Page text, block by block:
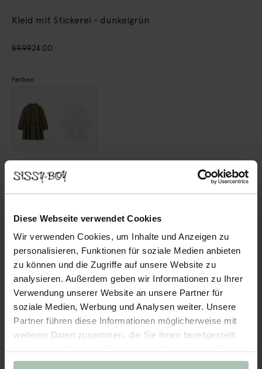
Diese Webseite verwendet Cookies
Wir verwenden Cookies, um Inhalte und Anzeigen zu
personalisieren, Funktionen für soziale Medien anbieten
zu können und die Zugriffe auf unsere Website zu
analysieren. Außerdem geben wir Informationen zu Ihrer
Verwendung unserer Website an unsere Partner für
soziale Medien, Werbung und Analysen weiter. Unsere
Partner führen diese Informationen möglicherweise mit
weiteren Daten zusammen, die Sie ihnen bereitgestellt
gesammelt haben.
Kleid mit Stickerei - dunkelgrün
59.9924.00
Farben
Wähle deine Größe
98-104 110-116 122-128 134-140 146-152
IN DEN WARENKORB
Schnelle Lieferung
14 Tage Bedenkzeit
BESCHREIBUNG